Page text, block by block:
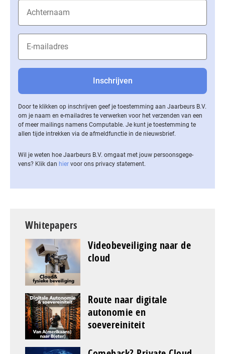
Door te klikken op inschrijven geef je toestemming aan Jaarbeurs B.V.
om je naam en e-mailadres te verwerken voor het verzenden van een
of meer mailings namens Computable. Je kunt je toestemming te
allen tijde intrekken via de af­meld­func­tie in de nieuwsbrief.
Wil je weten hoe Jaarbeurs B.V. omgaat met jouw per­soons­ge­ge­
vens? Klik dan hier voor ons privacy statement.
Whitepapers
Videobeveiliging naar de
cloud
Route naar digitale
autonomie en
soevereiniteit